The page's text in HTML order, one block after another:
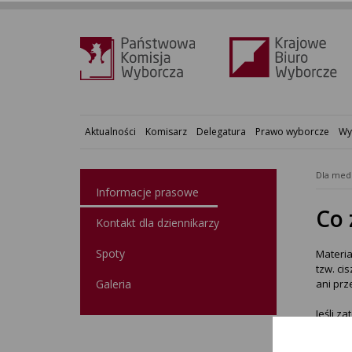
Aktualności Komisarz Delegatura Prawo wyborcze
Informacje prasowe
Kontakt dla dziennikarzy
Spoty
Galeria
Dla
tzw.
ani
Jeśli